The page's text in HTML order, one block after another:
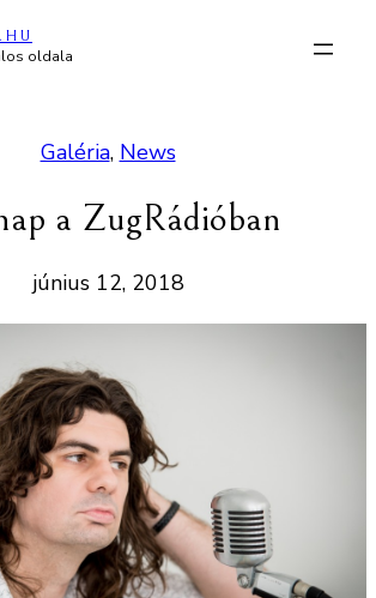
oldala
Galéria, News
a ZugRádióban
június 12, 2018